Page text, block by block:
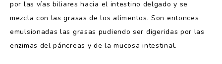
por las vías biliares hacia el intestino delgado y se
mezcla con las grasas de los alimentos. Son entonces
emulsionadas las grasas pudiendo ser digeridas por las
enzimas del páncreas y de la mucosa intestinal.